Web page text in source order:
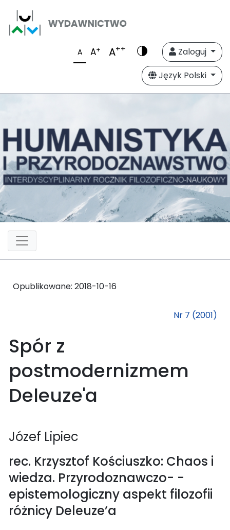
A A+ A++
Zaloguj
Język Polski
Opublikowane: 2018-10-16
Nr 7 (2001)
Spór z
postmodernizmem
Deleuze'a
Józef Lipiec
rec. Krzysztof Kościuszko: Chaos i
wiedza. Przyrodoznawczo- -
epistemologiczny aspekt filozofii
różnicy Deleuze’a